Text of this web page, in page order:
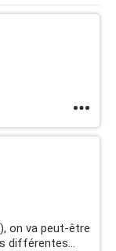
on va peut-être
différentes...